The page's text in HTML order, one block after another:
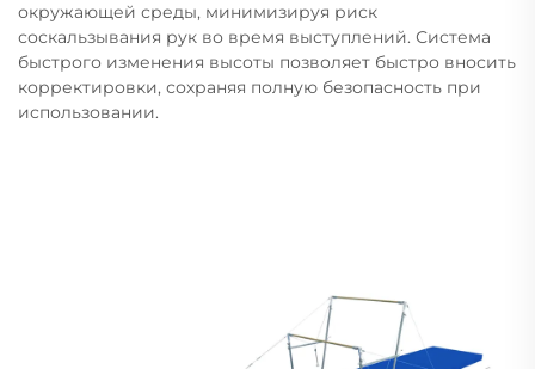
окружающей среды, минимизируя риск
соскальзывания рук во время выступлений. Система
быстрого изменения высоты позволяет быстро вносить
корректировки, сохраняя полную безопасность при
использовании.